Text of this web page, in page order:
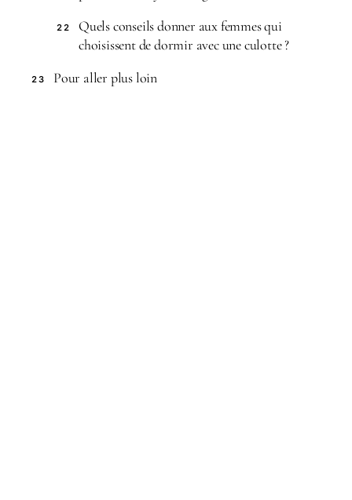
22
Quels conseils donner aux femmes qui
choisissent de dormir avec une culotte ?
23 Pour aller plus loin